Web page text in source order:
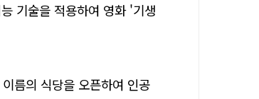
기술을 적용하여 영화 '기생
름의 식당을 오픈하여 인공